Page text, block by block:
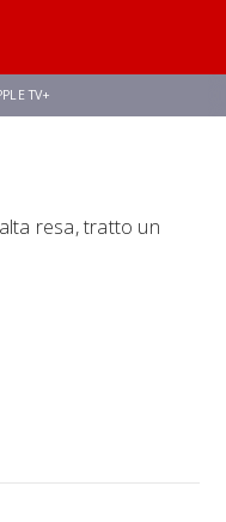
TV+
WORLDS
resa, tratto un